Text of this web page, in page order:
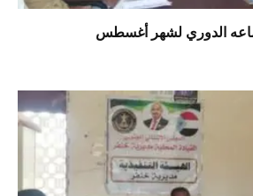
الدوري لشهر أغسطس